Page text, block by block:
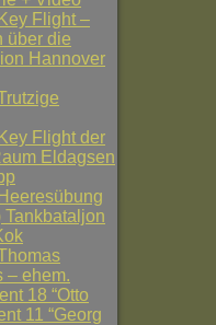
Flight –
über die
Hannover
Flight der
Eldagsen
Tankbataljon
– ehem.
18 “Otto
11 “Georg